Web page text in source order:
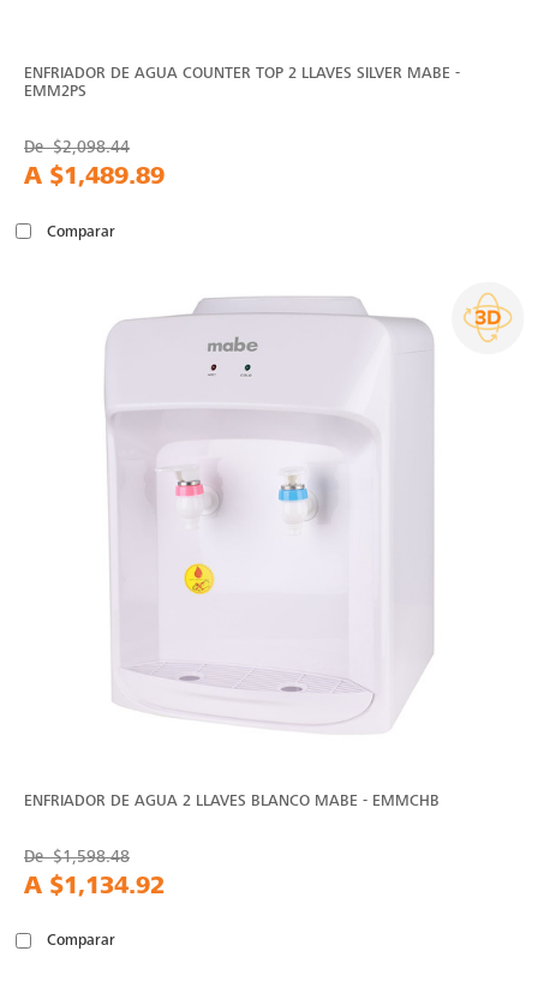
ENFRIADOR DE AGUA COUNTER TOP 2 LLAVES SILVER MABE -
EMM2PS
De$2,098.44
A $1,489.89
Comparar
ENFRIADOR DE AGUA 2 LLAVES BLANCO MABE - EMMCHB
De$1,598.48
A $1,134.92
Comparar